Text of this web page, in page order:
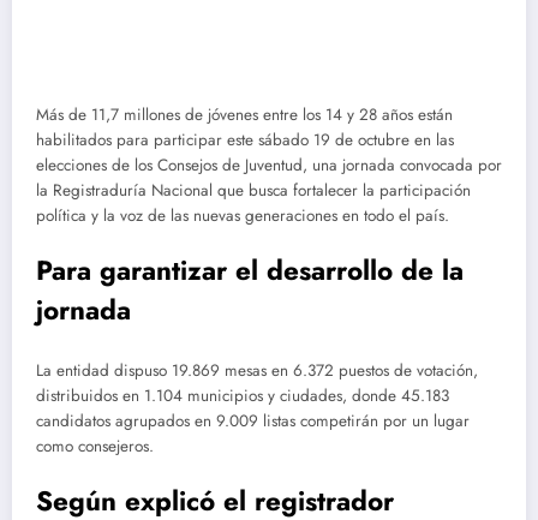
Más de 11,7 millones de jóvenes entre los 14 y 28 años están
habilitados para participar este sábado 19 de octubre en las
elecciones de los Consejos de Juventud, una jornada convocada por
la Registraduría Nacional que busca fortalecer la participación
política y la voz de las nuevas generaciones en todo el país.
Para garantizar el desarrollo de la
jornada
La entidad dispuso 19.869 mesas en 6.372 puestos de votación,
distribuidos en 1.104 municipios y ciudades, donde 45.183
candidatos agrupados en 9.009 listas competirán por un lugar
como consejeros.
Según explicó el registrador